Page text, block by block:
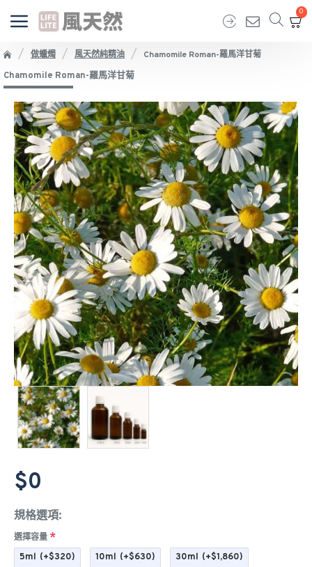
0
做蠟燭 風天然純精油
Chamomile Roman-羅馬洋甘菊
Chamomile Roman-羅馬洋甘菊
$0
規格選項:
選擇容量
5ml (+$320) 10ml (+$630) 30ml (+$1,860)